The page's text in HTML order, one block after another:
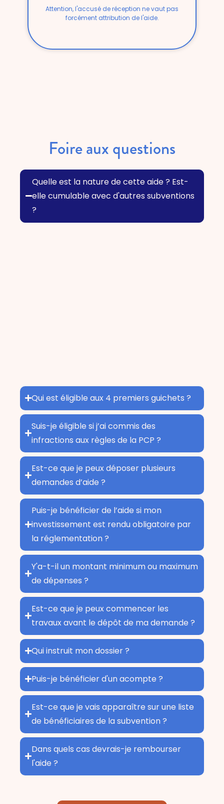
Attention, l'accusé de réception ne vaut pas
forcément attribution de l'aide.
Foire aux questions
Quelle est la nature de cette aide ? Est-
elle cumulable avec d'autres subventions
?
Qui est éligible aux 4 premiers guichets ?
Suis-je éligible si j’ai commis des
infractions aux règles de la PCP ?
Est-ce que je peux déposer plusieurs
demandes d’aide ?
Puis-je bénéficier de l’aide si mon
investissement est rendu obligatoire par
la réglementation ?
Y'a-t-il un montant minimum ou maximum
de dépenses ?
Est-ce que je peux commencer les
travaux avant le dépôt de ma demande ?
Qui instruit mon dossier ?
Puis-je bénéficier d'un acompte ?
Est-ce que je vais apparaître sur une liste
de bénéficiaires de la subvention ?
Dans quels cas devrais-je rembourser
l'aide ?